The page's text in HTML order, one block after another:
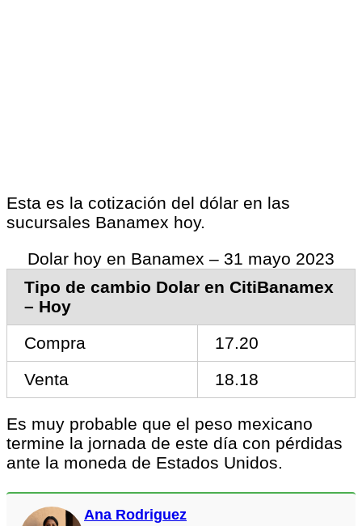
Esta es la cotización del dólar en las
sucursales Banamex hoy.
Dolar hoy en Banamex – 31 mayo 2023
Tipo de cambio Dolar en CitiBanamex
– Hoy
Compra
17.20
Venta
18.18
Es muy probable que el peso mexicano
termine la jornada de este día con pérdidas
ante la moneda de Estados Unidos.
Ana Rodriguez